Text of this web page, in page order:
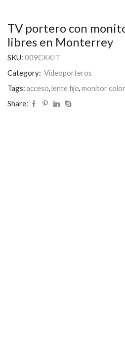
TV portero con
libres en Monterrey
SKU: 009CKKIT
Category: Videoporteros
Tags:acceso,lente fijo,monitor color
Share: